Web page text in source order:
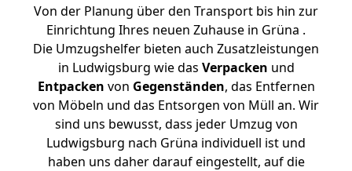
Von der Planung über den Transport bis hin zur
Einrichtung Ihres neuen Zuhause in Grüna .
Die Umzugshelfer bieten auch Zusatzleistungen
in Ludwigsburg wie das Verpacken und
Entpacken von Gegenständen, das Entfernen
von Möbeln und das Entsorgen von Müll an. Wir
sind uns bewusst, dass jeder Umzug von
Ludwigsburg nach Grüna individuell ist und
haben uns daher darauf eingestellt, auf die